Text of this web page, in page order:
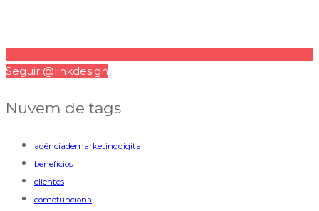
Seguir @linkdesign
Nuvem de tags
agênciademarketingdigital
benefícios
clientes
comofunciona